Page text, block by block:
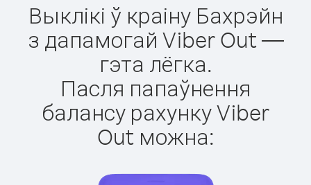
Выклікі ў краіну Бахрэйн
з дапамогай Viber Out —
гэта лёгка.
Пасля папаўнення
балансу рахунку Viber
Out можна: